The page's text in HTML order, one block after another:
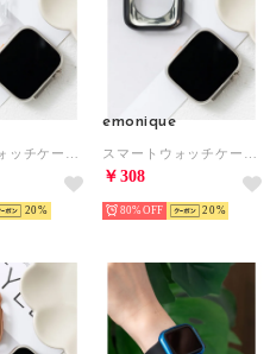
20
emonique
￥308
80% 20